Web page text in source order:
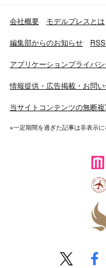
会社概要 モデルプレスとは
編集部からのお知らせ
アプリケーションプライバ
情報提供・広告掲載・お問
当サイトコンテンツの無断
※一定期間を過ぎた記事は非表示